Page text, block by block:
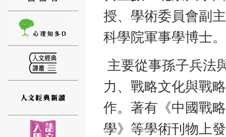
⑫
授、學術委員會副
科學院軍事學博士。
主要從事孫子兵法
力、戰略文化與戰
作。著有《中國戰
學》等學術刊物上